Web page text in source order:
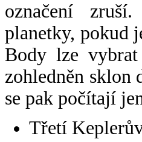
označení
planetky, pokud
Body lze
zohledněn sklon
se pak počítají
Třetí